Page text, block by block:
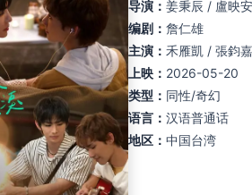
导演： 姜秉辰 / 盧映安
编剧： 詹仁雄
主演： 禾雁凱 / 張鈞
上映： 2026-05-20
类型： 同性/奇幻
语言： 汉语普通话
地区： 中国台湾